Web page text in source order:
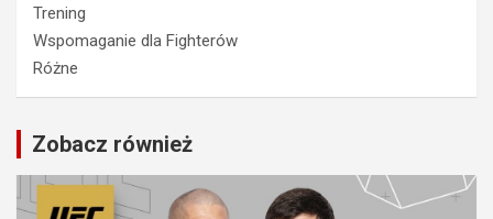
Trening
Wspomaganie dla Fighterów
Różne
Zobacz również